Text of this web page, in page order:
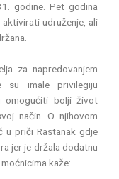
godine. Pet godina
udruženje, ali
za napredovanjem
su imale privilegiju
omogućiti bolji život
način. O njihovom
u priči Rastanak gdje
jer je držala dodatnu
kaže: